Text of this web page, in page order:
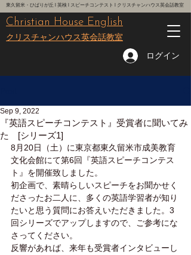
東久留米・ひばりが丘 l 英検 l スピーチコンテスト l クリスチャンハウス英会話教室
レッスン予約はこちら
Christian House English
クリスチャンハウス英会話教室
ログイン
『英語スピーチコンテスト』受賞者に聞いてみ
た [シリーズ1]
Sep 9, 2022
8月20日（土）に東京都東久留米市成美教育
文化会館にて第6回『英語スピーチコンテス
ト』を開催致しました。
初企画で、素晴らしいスピーチをお聞かせく
ださったお二人に、多くの英語学習者が知り
たいと思う質問にお答えいただきました。3
回シリーズでアップしますので、ご参考にな
さってください。
反響があれば、来年も受賞者インタビューし